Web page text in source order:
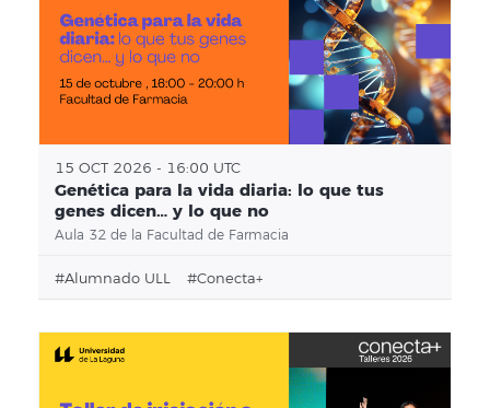
15 OCT 2026 - 16:00 UTC
Genética para la vida diaria: lo que tus
genes dicen… y lo que no
Aula 32 de la Facultad de Farmacia
#alumnado ULL #conecta+